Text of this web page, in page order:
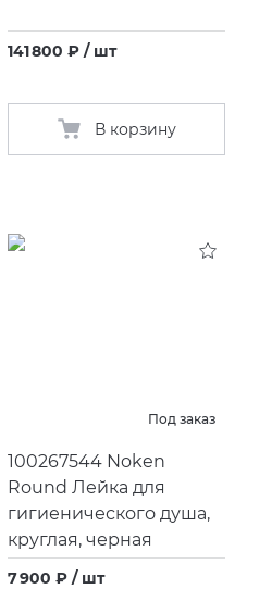
141 800 ₽ / шт
В корзину
Под заказ
100267544 Noken
Round Лейка для
гигиенического душа,
круглая, черная
7 900 ₽ / шт